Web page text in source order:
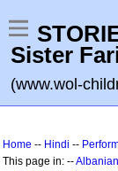
Sister
(www.wol-
Home -- Hindi --
This page in: --Albanian